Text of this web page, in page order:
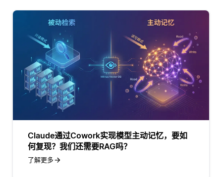
Claude通过Cowork实现模型主动记忆，要如
何复现？我们还需要RAG吗？
了解更多